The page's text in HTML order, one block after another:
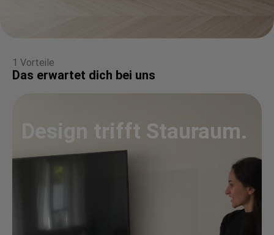
1 Vorteile
Das erwartet dich bei uns
Design trifft Stauraum.